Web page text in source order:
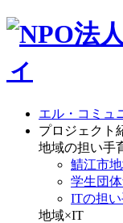
エル・コミュ
プロジェクト
地域の担い手
鯖江市
学生団
ITの担
地域×IT